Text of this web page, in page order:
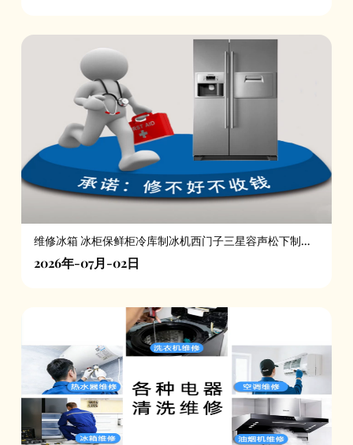
维修冰箱 冰柜保鲜柜冷库制冰机西门子三星容声松下制冷
加氟服务
2026年-07月-02日